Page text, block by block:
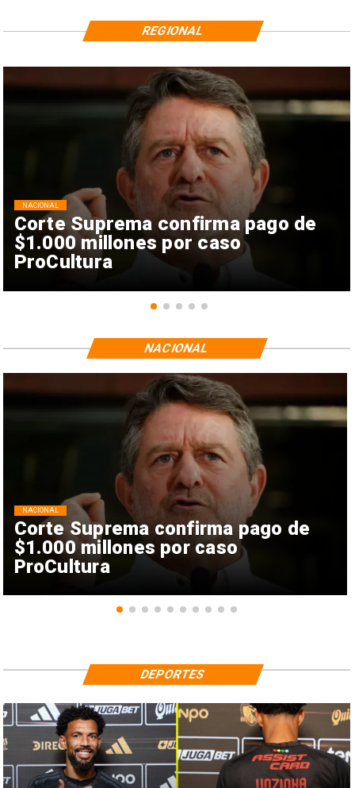
Corte Suprema confirma pago de
$1.000 millones por caso
ProCultura
NACIONAL
REGIONAL
Corte Suprema confirma pago de
$1.000 millones por caso
ProCultura
NACIONAL
NACIONAL
DEPORTES